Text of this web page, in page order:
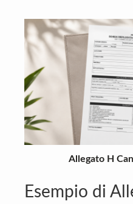
Allegato H
Esempio di